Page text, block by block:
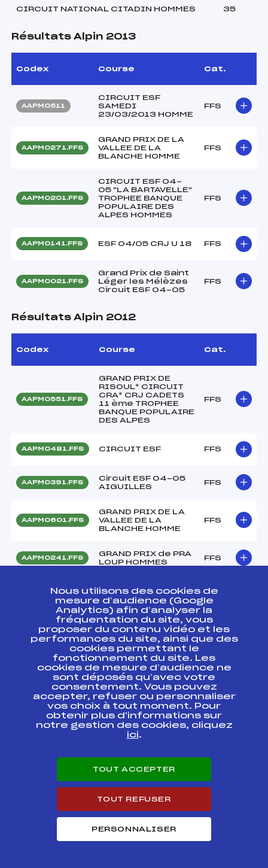
CIRCUIT NATIONAL CITADIN HOMMES 35
Résultats Alpin 2013
Codex Course Cat.
AAPM0511
CIRCUIT ESF
SAMEDI
23/03/2013 HOMME
FFS
AAPM0271.FFS
GRAND PRIX DE LA
VALLEE DE LA
BLANCHE HOMME
FFS
AAPM0201.FFS
CIRCUIT ESF 04-
05 "LA BARTAVELLE"
TROPHEE BANQUE
POPULAIRE DES
ALPES HOMMES
FFS
AAPM0141.FFS ESF 04/05 CRJ U 18 FFS
AAPM0021.FFS
Grand Prix de Saint
Léger les Mélèzes
Circuit ESF 04-05
FFS
Résultats Alpin 2012
Codex Course Cat.
AAPM0551.FFS
GRAND PRIX DE
RISOUL* CIRCUIT
CRA* CRJ CADETS
11 ème TROPHEE
BANQUE POPULAIRE
DES ALPES
FFS
AAPM0481.FFS CIRCUIT ESF FFS
AAPM0391.FFS
Circuit ESF 04-05
AIGUILLES
FFS
AAPM0601.FFS
GRAND PRIX DE LA
VALLEE DE LA
BLANCHE HOMME
FFS
AAPM0241.FFS
GRAND PRIX de PRA
LOUP HOMMES
FFS
AAPM0201.FFS
SLALOM GEANT LA
BARTAVELLE
HOMMES
FFS
AAPM0161.FFS
GRAND PRIX DE
CHAILLOL COURSE
ESF Slalom
HOMMES
FFS
AAPM0081.FFS
CIRCUIT ESF 04/05
QUALIFICATION
STAGIAIRES
REPRISE DE
MONETIER
FFS
Circuit ESF 04-05 +
Alpes
Résultats Alpin 2011
Course
Nous utilisons des cookies de
mesure d’audience (Google
Analytics) afin d’analyser la
fréquentation du site, vous
proposer du contenu vidéo et les
performances du site, ainsi que des
cookies permettant le
fonctionnement du site. Les
cookies de mesure d’audience ne
sont déposés qu’avec votre
consentement. Vous pouvez
accepter, refuser ou personnaliser
vos choix à tout moment. Pour
obtenir plus d'informations sur
notre gestion des cookies, cliquez
ici.
TOUT ACCEPTER
TOUT REFUSER
PERSONNALISER